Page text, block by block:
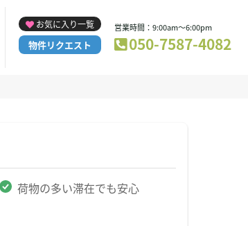
お気に入り一覧
物件リクエスト
営業時間：9:00am～6:00pm
050-7587-4082
荷物の多い滞在でも安心